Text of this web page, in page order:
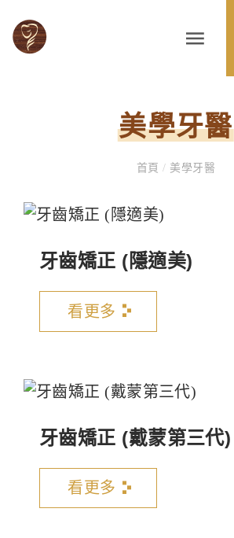
美學牙醫
首頁/ 美學牙醫
牙齒矯正 (隱適美)
看更多
牙齒矯正 (戴蒙第三代)
看更多